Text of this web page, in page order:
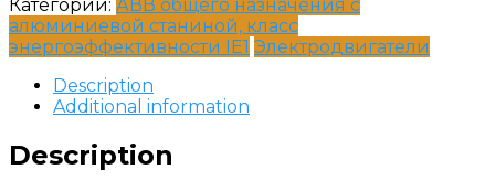
Категории: АВВ общего назначения с
алюминиевой станиной, класс
энергоэффективности IE1 Электродвигатели
Description
Additional information
Description